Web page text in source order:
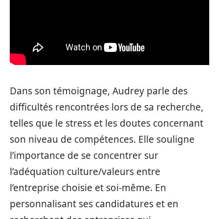
Dans son témoignage, Audrey parle des
difficultés rencontrées lors de sa recherche,
telles que le stress et les doutes concernant
son niveau de compétences. Elle souligne
l’importance de se concentrer sur
l’adéquation culture/valeurs entre
l’entreprise choisie et soi-même. En
personnalisant ses candidatures et en